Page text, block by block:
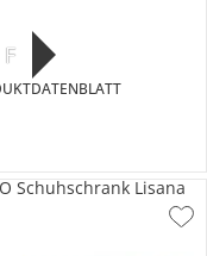
F
Schuhschrank Lisana